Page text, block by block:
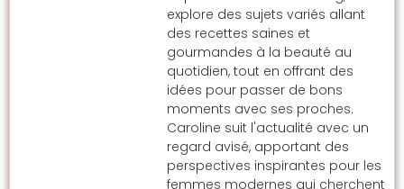
explore des sujets variés allant
des recettes saines et
gourmandes à la beauté au
quotidien, tout en offrant des
idées pour passer de bons
moments avec ses proches.
Caroline suit l'actualité avec un
regard avisé, apportant des
perspectives inspirantes pour les
femmes modernes qui cherchent